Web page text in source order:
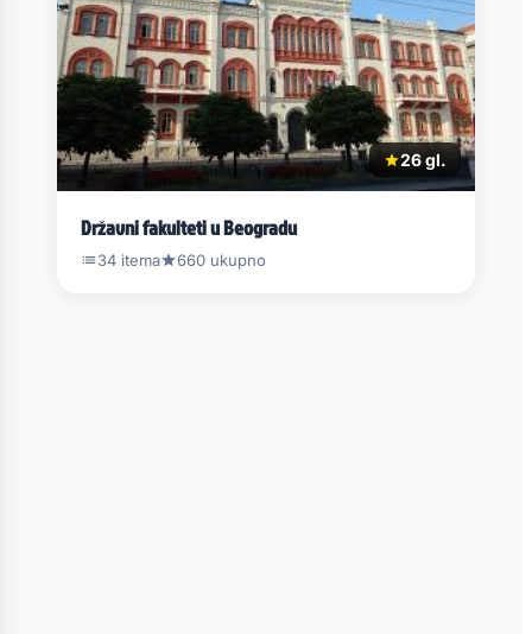
26 gl.
Državni fakulteti u Beogradu
34 itema 660 ukupno